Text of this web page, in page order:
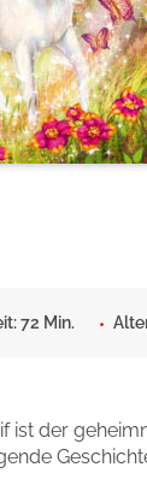
1
72 Min.
ist der